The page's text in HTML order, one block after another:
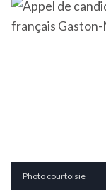
Photo courtoisie